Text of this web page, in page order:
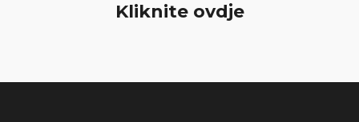
Kliknite ovdje